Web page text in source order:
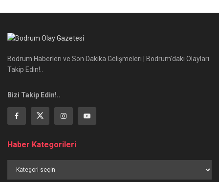
Bodrum Haberleri ve Son Dakika Gelişmeleri | Bodrum’daki Olayları
Takip Edin!..
Bizi Takip Edin!..
Haber Kategorileri
Kategorileri